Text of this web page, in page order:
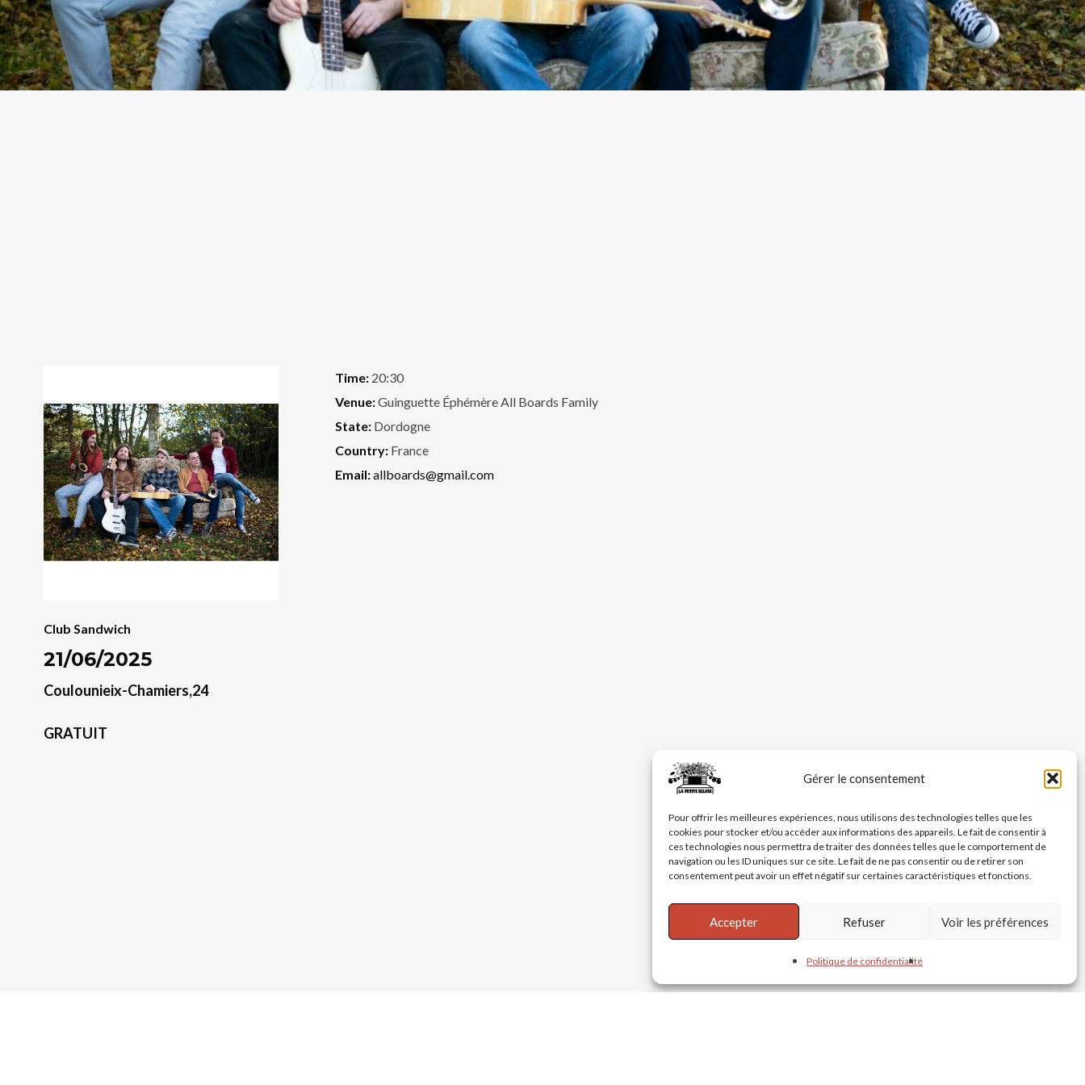
Gérer le consentement
Pour offrir les meilleures expériences, nous utilisons des technologies telles que les
cookies pour stocker et/ou accéder aux informations des appareils. Le fait de consentir à
ces technologies nous permettra de traiter des données telles que le comportement de
navigation ou les ID uniques sur ce site. Le fait de ne pas consentir ou de retirer son
consentement peut avoir un effet négatif sur certaines caractéristiques et fonctions.
Accepter Refuser Voir les préférences
Politique de confidentialité
Club Sandwich
21/06/2025
Coulounieix-Chamiers,24
GRATUIT
Time: 20:30
Venue:Guinguette Éphémère All Boards Family
State: Dordogne
Country: France
Email:allboards@gmail.com